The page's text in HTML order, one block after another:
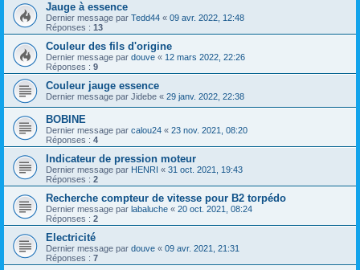
Jauge à essence
Dernier message par Tedd44 « 09 avr. 2022, 12:48
Réponses : 13
Couleur des fils d'origine
Dernier message par douve « 12 mars 2022, 22:26
Réponses : 9
Couleur jauge essence
Dernier message par Jidebe « 29 janv. 2022, 22:38
BOBINE
Dernier message par calou24 « 23 nov. 2021, 08:20
Réponses : 4
Indicateur de pression moteur
Dernier message par HENRI « 31 oct. 2021, 19:43
Réponses : 2
Recherche compteur de vitesse pour B2 torpédo
Dernier message par labaluche « 20 oct. 2021, 08:24
Réponses : 2
Electricité
Dernier message par douve « 09 avr. 2021, 21:31
Réponses : 7